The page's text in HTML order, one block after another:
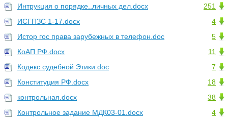
251
Интрукция о порядке..личных дел.docx
4
ИСГПЗС 1-17.docx
5
Истор гос права зарубежных в телефон.doc
11
КоАП РФ.docx
7
Кодекс судебной Этики.doc
18
Конституция РФ.docx
38
контрольная.docx
4
Контрольное задание МДК03-01.docx